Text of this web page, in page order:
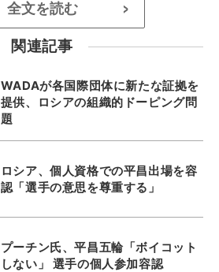
全文を読む >
関連記事
WADAが各国際団体に新たな証拠を
提供、ロシアの組織的ドーピング問
題
ロシア、個人資格での平昌出場を容
認「選手の意思を尊重する」
プーチン氏、平昌五輪「ボイコット
しない」 選手の個人参加容認